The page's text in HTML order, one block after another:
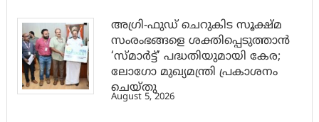
അഗ്രി-ഫുഡ് ചെറുകിട സൂക്ഷ്മ
സംരംഭങ്ങളെ ശക്തിപ്പെടുത്താന്‍
‘സ്മാര്‍ട്ട്’ പദ്ധതിയുമായി കേര;
ലോഗോ മുഖ്യമന്ത്രി പ്രകാശനം
ചെയ്തു
August 5, 2026